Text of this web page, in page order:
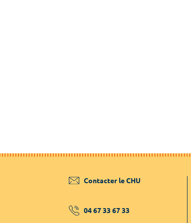
Contacter le CHU
04 67 33 67 33